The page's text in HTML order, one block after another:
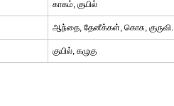
காகம், குயில்
ஆந்தை, தேனீக்கள், கொசு, குருவி.
குயில், கழுகு